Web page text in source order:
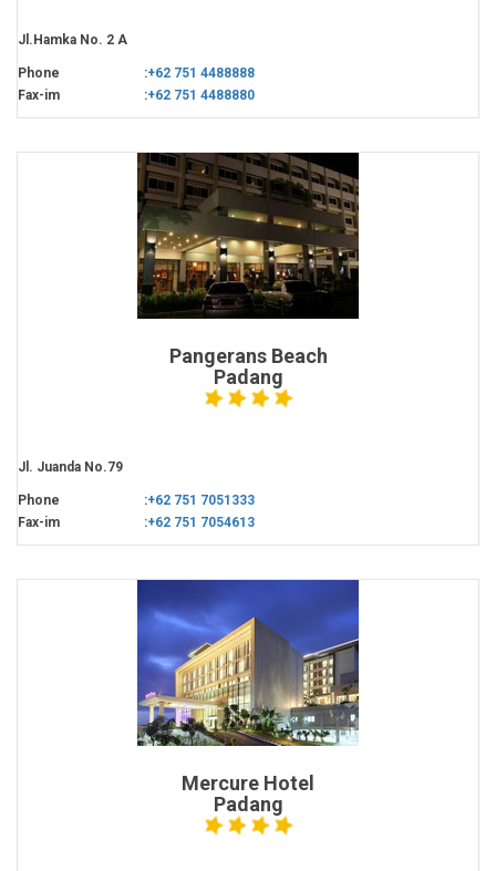
Jl.Hamka No. 2 A
Phone :+62 751 4488888
Fax-im
:+62 751 4488880
Pangerans Beach
Padang
Jl. Juanda No.79
Phone :+62 751 7051333
Fax-im
:+62 751 7054613
Mercure Hotel
Padang